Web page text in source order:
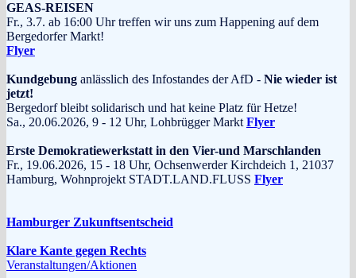
GEAS-REISEN
Fr., 3.7. ab 16:00 Uhr treffen wir uns zum Happening auf dem
Bergedorfer Markt!
Flyer
Kundgebung anlässlich des Infostandes der AfD - Nie wieder ist
jetzt!
Bergedorf bleibt solidarisch und hat keine Platz für Hetze!
Sa., 20.06.2026, 9 - 12 Uhr, Lohbrügger Markt Flyer
Erste Demokratiewerkstatt in den Vier-und Marschlanden
Fr., 19.06.2026, 15 - 18 Uhr, Ochsenwerder Kirchdeich 1, 21037
Hamburg, Wohnprojekt STADT.LAND.FLUSS Flyer
Hamburger Zukunftsentscheid
Klare Kante gegen Rechts
Veranstaltungen/Aktionen